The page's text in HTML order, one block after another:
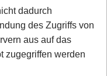
dadurch
des Zugriffs von
aus auf das
zugegriffen werden